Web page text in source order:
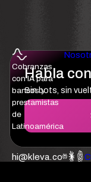
Habla
Sin bots, sin
Cobranzas
con IA para
bancos y
prestamistas
de
Latinoamérica
hi@kleva.co